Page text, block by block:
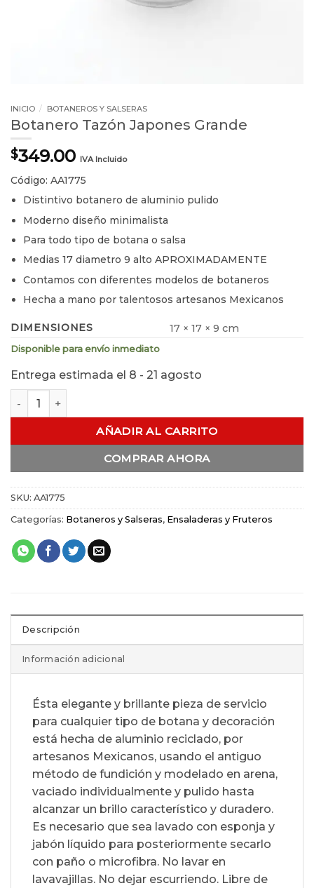
INICIO / BOTANEROS Y SALSERAS
Botanero Tazón Japones Grande
$349.00 IVA Incluido
Código: AA1775
Distintivo botanero de aluminio pulido
Moderno diseño minimalista
Para todo tipo de botana o salsa
Medias 17 diametro 9 alto APROXIMADAMENTE
Contamos con diferentes modelos de botaneros
Hecha a mano por talentosos artesanos Mexicanos
DIMENSIONES 17 × 17 × 9 cm
Disponible para envío inmediato
Entrega estimada el 8 - 21 agosto
Botanero Tazón Japones Grande cantidad
AÑADIR AL CARRITO
COMPRAR AHORA
SKU: AA1775
Categorías: Botaneros y Salseras, Ensaladeras y Fruteros
Descripción
Información adicional
Ésta elegante y brillante pieza de servicio
para cualquier tipo de botana y decoración
está hecha de aluminio reciclado, por
artesanos Mexicanos, usando el antiguo
método de fundición y modelado en arena,
vaciado individualmente y pulido hasta
alcanzar un brillo característico y duradero.
Es necesario que sea lavado con esponja y
jabón líquido para posteriormente secarlo
con paño o microfibra. No lavar en
lavavajillas. No dejar escurriendo. Libre de